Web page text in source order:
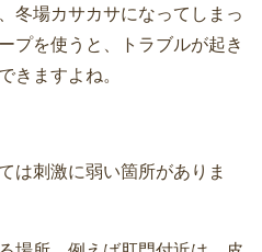
冬場カサカサになってしまっ
プを使うと、トラブルが起き
きますよね。
は刺激に弱い箇所がありま